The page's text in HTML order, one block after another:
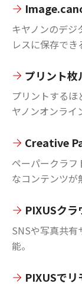
キヤノンのデ
レスに保存でき
プリント枚
プリントする
ヤノンオンライ
Creative
ペーパークラフ
なコンテンツが
PIXUSクラ
SNSや写真共
能。
PIXUSでリ